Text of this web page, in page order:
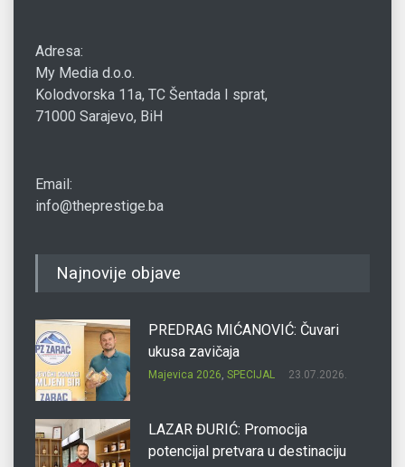
Adresa:
My Media d.o.o.
Kolodvorska 11a, TC Šentada I sprat,
71000 Sarajevo, BiH
Email:
info@theprestige.ba
Najnovije objave
PREDRAG MIĆANOVIĆ: Čuvari
ukusa zavičaja
Majevica 2026, SPECIJAL 23.07.2026.
LAZAR ĐURIĆ: Promocija
potencijal pretvara u destinaciju